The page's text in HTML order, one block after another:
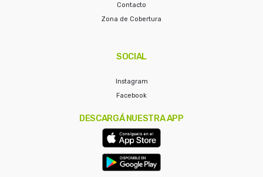
Contacto
Zona de Cobertura
SOCIAL
Instagram
Facebook
DESCARGÁ NUESTRA APP